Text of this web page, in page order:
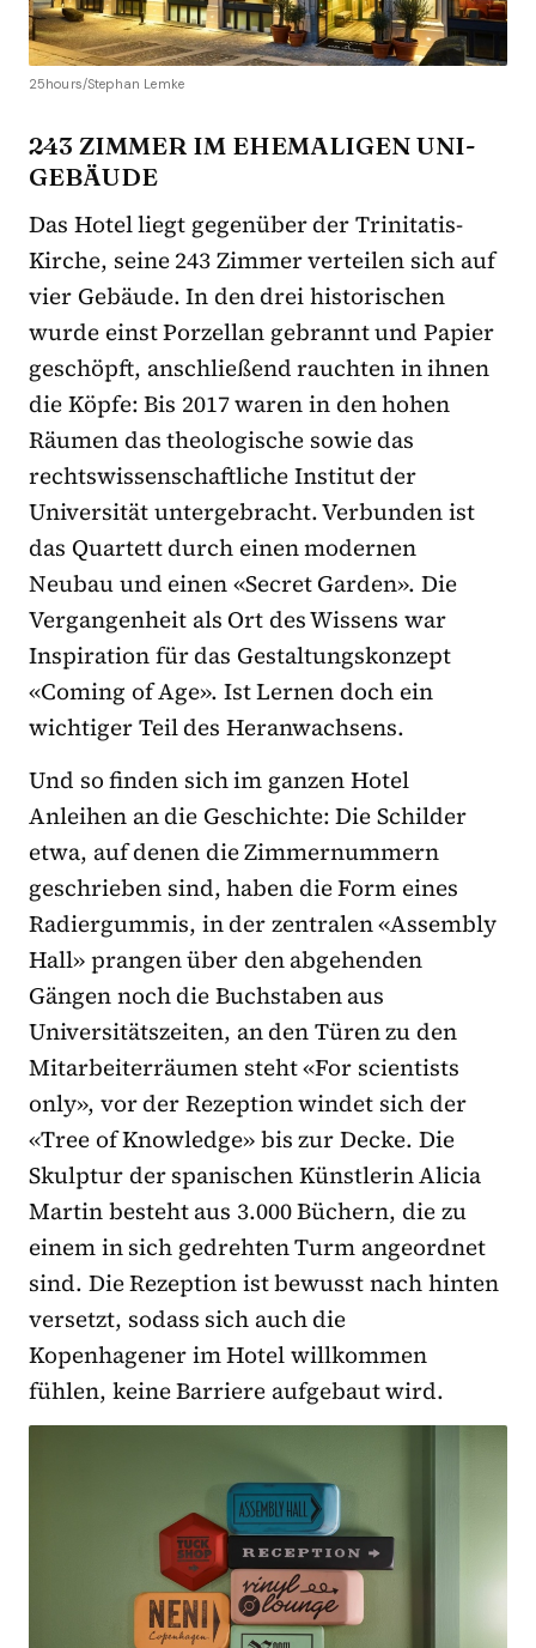
25hours/Stephan Lemke
243 ZIMMER IM EHEMALIGEN UNI-
GEBÄUDE
Das Hotel liegt gegenüber der Trinitatis-
Kirche, seine 243 Zimmer verteilen sich auf
vier Gebäude. In den drei historischen
wurde einst Porzellan gebrannt und Papier
geschöpft, anschließend rauchten in ihnen
die Köpfe: Bis 2017 waren in den hohen
Räumen das theologische sowie das
rechtswissenschaftliche Institut der
Universität untergebracht. Verbunden ist
das Quartett durch einen modernen
Neubau und einen «Secret Garden». Die
Vergangenheit als Ort des Wissens war
Inspiration für das Gestaltungskonzept
«Coming of Age». Ist Lernen doch ein
wichtiger Teil des Heranwachsens.
Und so finden sich im ganzen Hotel
Anleihen an die Geschichte: Die Schilder
etwa, auf denen die Zimmernummern
geschrieben sind, haben die Form eines
Radiergummis, in der zentralen «Assembly
Hall» prangen über den abgehenden
Gängen noch die Buchstaben aus
Universitätszeiten, an den Türen zu den
Mitarbeiterräumen steht «For scientists
only», vor der Rezeption windet sich der
«Tree of Knowledge» bis zur Decke. Die
Skulptur der spanischen Künstlerin Alicia
Martin besteht aus 3.000 Büchern, die zu
einem in sich gedrehten Turm angeordnet
sind. Die Rezeption ist bewusst nach hinten
versetzt, sodass sich auch die
Kopenhagener im Hotel willkommen
fühlen, keine Barriere aufgebaut wird.